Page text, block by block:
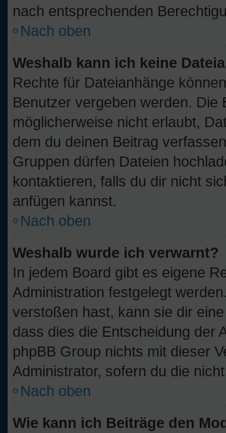
nach entsprechenden
Nach oben
Weshalb kann ich keine
Rechte für Dateianhänge
Benutzer vergeben werden. Die
möglicherweise nicht erlaubt,
dem du deinen Beitrag
Gruppen dürfen Dateien
kontaktieren, falls du dir nicht
anfügen kannst.
Nach oben
Weshalb wurde ich verwarnt?
In jedem Board gibt es eigene
Administration festgelegt
verstoßen hast, kann sie dir
dass dies die Entscheidung der
phpBB Group nichts mit dieser
Administrator, sofern du die
Nach oben
Wie kann ich Beiträge den